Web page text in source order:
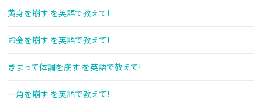
黄身を崩す を英語で教えて!
お金を崩す を英語で教えて!
きまって体調を崩す を英語で教えて!
一角を崩す を英語で教えて!